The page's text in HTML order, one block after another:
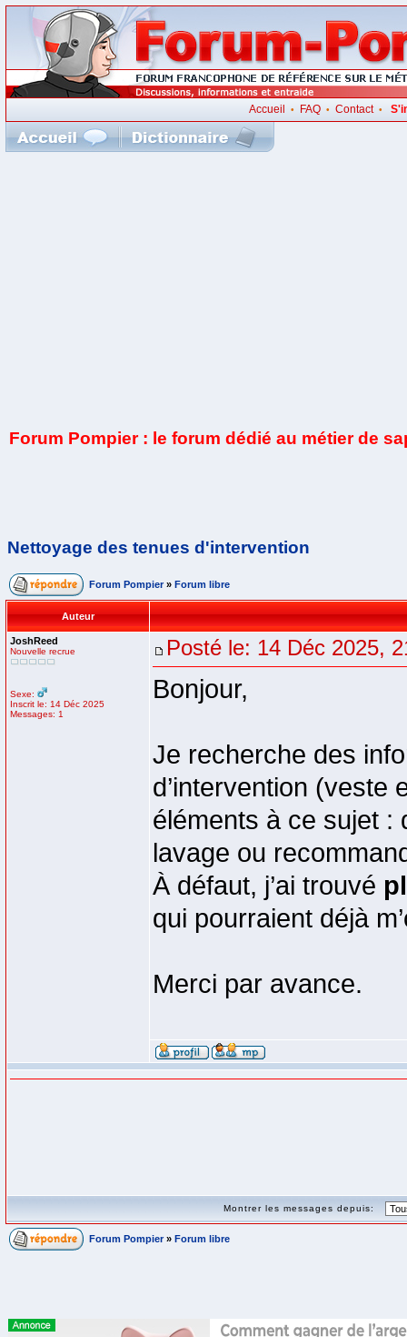
Accueil • FAQ• Contact•
Forum Pompier : le forum dédié au métier de
Nettoyage des tenues d'intervention
Forum Pompier » Forum libre
Auteur
JoshReed
Nouvelle recrue
Sexe:
Inscrit le: 14 Déc 2025
Messages: 1
Posté le: 14 Déc 2025,
Bonjour,
Je recherche des
d’intervention (veste
éléments à ce sujet :
lavage ou
À défaut, j’ai trouvé
qui pourraient déjà
Merci par avance.
Montrer les messages depuis:
Forum Pompier » Forum libre